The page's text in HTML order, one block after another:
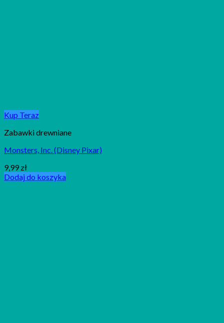
Kup Teraz
Zabawki drewniane
Monsters, Inc. (Disney Pixar)
9,99 zł
Dodaj do koszyka